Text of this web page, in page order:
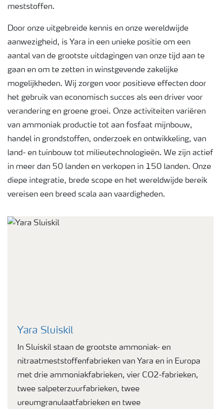
meststoffen.
Door onze uitgebreide kennis en onze wereldwijde
aanwezigheid, is Yara in een unieke positie om een ​​
aantal van de grootste uitdagingen van onze tijd aan te
gaan en om te zetten in winstgevende zakelijke
mogelijkheden. Wij zorgen voor positieve effecten door
het gebruik van economisch succes als een driver voor
verandering en groene groei. Onze activiteiten variëren
van ammoniak productie tot aan fosfaat mijnbouw,
handel in grondstoffen, onderzoek en ontwikkeling, van
land- en tuinbouw tot milieutechnologieën. We zijn actief
in meer dan 50 landen en verkopen in 150 landen. Onze
diepe integratie, brede scope en het wereldwijde bereik
vereisen een breed scala aan vaardigheden.
Yara Sluiskil
In Sluiskil staan de grootste ammoniak- en
nitraatmeststoffenfabrieken van Yara en in Europa
met drie ammoniakfabrieken, vier CO2-fabrieken,
twee salpeterzuurfabrieken, twee
ureumgranulaatfabrieken en twee